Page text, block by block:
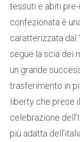
tessuti e abiti
confezionata è
caratterizzata dal
segue la scia dei
un grande
trasferimento in
liberty che prese
celebrazione
più adatta